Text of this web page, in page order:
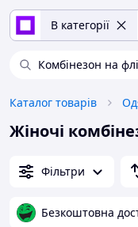
В категорії
Комбінезон на
Каталог товарів
Жіночі
Фільтри
Безкоштовна